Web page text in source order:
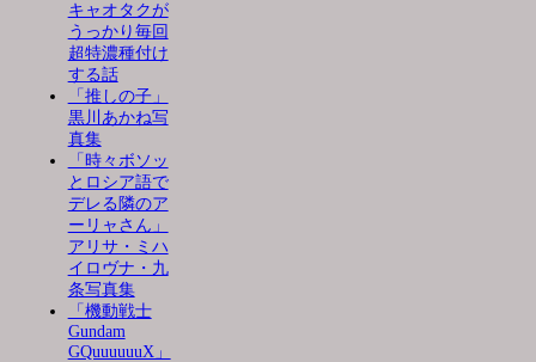
キャオタクが
うっかり毎回
超特濃種付け
する話
「推しの子」
黒川あかね写
真集
「時々ボソッ
とロシア語で
デレる隣のア
ーリャさん」
アリサ・ミハ
イロヴナ・九
条写真集
「機動戦士
Gundam
GQuuuuuuX」